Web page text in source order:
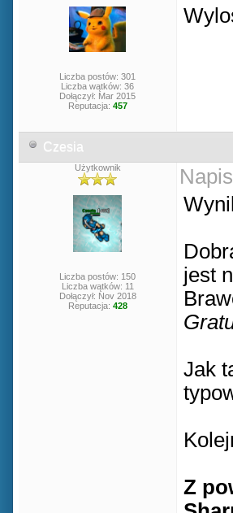
Liczba postów: 301
Liczba wątków: 36
Dołączył: Mar 2015
Reputacja: 457
Czesia
Użytkownik
Liczba postów: 150
Liczba wątków: 11
Dołączył: Nov 2018
Reputacja: 428
jest
Jak
Z